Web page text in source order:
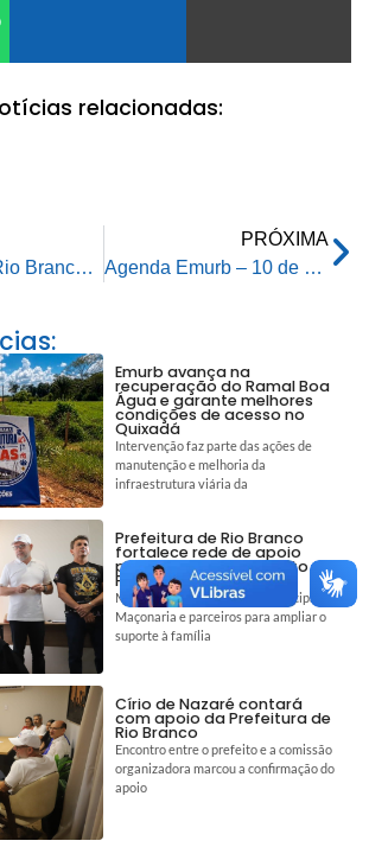
relacionadas:
Prefeitura de Rio Branco apresenta proposta de Plano Diretor e Plano Plurianual aos vereadores da base aliada
PRÓXIMA
Agenda Emurb – 10 de setembro de 2025
Emurb avança na
recuperação do Ramal Boa
Água e garante melhores
condições de acesso no
Quixadá
Intervenção faz parte das ações de
manutenção e melhoria da
infraestrutura viária da
Prefeitura de Rio Branco
fortalece rede de apoio
para auxiliar tratamento de
Pedro e Tiago
Mobilização reúne gestão municipal,
Maçonaria e parceiros para ampliar o
suporte à família
Círio de Nazaré contará
com apoio da Prefeitura de
Rio Branco
Encontro entre o prefeito e a comissão
organizadora marcou a confirmação do
apoio